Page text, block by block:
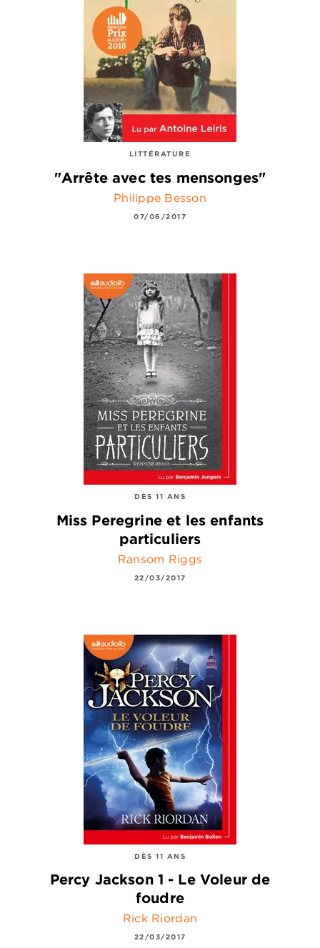
LITTÉRATURE
"Arrête avec tes mensonges"
Philippe Besson
07/06/2017
DÈS 11 ANS
Miss Peregrine et les enfants
particuliers
Ransom Riggs
22/03/2017
DÈS 11 ANS
Percy Jackson 1 - Le Voleur de
foudre
Rick Riordan
22/03/2017